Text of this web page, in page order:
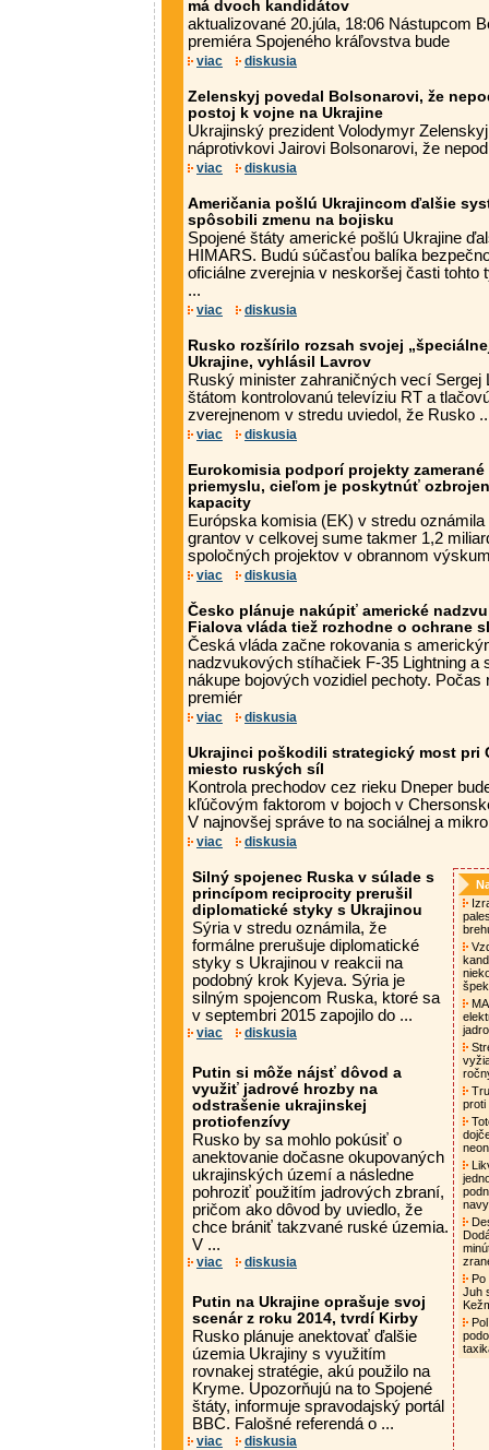
má dvoch kandidátov
aktualizované 20.júla, 18:06 Nástupcom
premiéra Spojeného kráľovstva bude
viac diskusia
Zelenskyj povedal Bolsonarovi, že
postoj k vojne na Ukrajine
Ukrajinský prezident Volodymyr
náprotivkovi Jairovi Bolsonarovi, že
viac diskusia
Američania pošlú Ukrajincom ďalšie
spôsobili zmenu na bojisku
Spojené štáty americké pošlú Ukrajine
HIMARS. Budú súčasťou balíka
oficiálne zverejnia v neskoršej časti tohto
...
viac diskusia
Rusko rozšírilo rozsah svojej
Ukrajine, vyhlásil Lavrov
Ruský minister zahraničných vecí Sergej
štátom kontrolovanú televíziu RT a
zverejnenom v stredu uviedol, že Rusko
viac diskusia
Eurokomisia podporí projekty
priemyslu, cieľom je poskytnúť
kapacity
Európska komisia (EK) v stredu
grantov v celkovej sume takmer 1,2
spoločných projektov v obrannom
viac diskusia
Česko plánuje nakúpiť americké
Fialova vláda tiež rozhodne o ochrane
Česká vláda začne rokovania s
nadzvukových stíhačiek F-35 Lightning a
nákupe bojových vozidiel pechoty.
premiér
viac diskusia
Ukrajinci poškodili strategický most pri
miesto ruských síl
Kontrola prechodov cez rieku Dneper
kľúčovým faktorom v bojoch v
V najnovšej správe to na sociálnej a
viac diskusia
Silný spojenec Ruska v súlade s
princípom reciprocity prerušil
diplomatické styky s Ukrajinou
Sýria v stredu oznámila, že
formálne prerušuje diplomatické
styky s Ukrajinou v reakcii na
podobný krok Kyjeva. Sýria je
silným spojencom Ruska, ktoré sa
v septembri 2015 zapojilo do ...
viac diskusia
Putin si môže nájsť dôvod a
využiť jadrové hrozby na
odstrašenie ukrajinskej
protiofenzívy
Rusko by sa mohlo pokúsiť o
anektovanie dočasne okupovaných
ukrajinských území a následne
pohroziť použitím jadrových zbraní,
pričom ako dôvod by uviedlo, že
chce brániť takzvané ruské územia.
V ...
viac diskusia
Putin na Ukrajine oprašuje svoj
scenár z roku 2014, tvrdí Kirby
Rusko plánuje anektovať ďalšie
územia Ukrajiny s využitím
rovnakej stratégie, akú použilo na
Kryme. Upozorňujú na to Spojené
štáty, informuje spravodajský portál
BBC. Falošné referendá o ...
viac diskusia
proti
Po
Juh